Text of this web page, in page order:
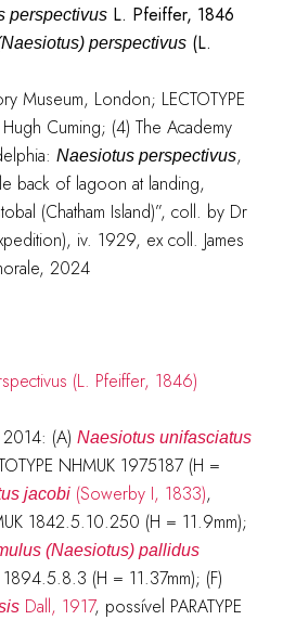
perspectivusL. Pfeiffer, 1846
perspectivus(L.
Museum, London; LECTOTYPE
Cuming; (4) The Academy
Naesiotus perspectivus,
back of lagoon at landing,
(Chatham Island)”, coll. by Dr
iv. 1929, ex coll. James
2024
(A) Naesiotus unifasciatus
NHMUK 1975187 (H =
jacobi(Sowerby I, 1833),
1842.5.10.250 (H = 11.9mm);
(Naesiotus) pallidus
(H = 11.37mm); (F)
Dall, 1917, possível PARATYPE